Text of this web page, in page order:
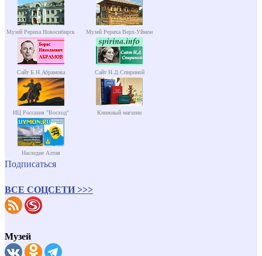
Музей Рериха Новосибирск Музей Рериха Верх-Уймон
Сайт Б.Н.Абрамова Сайт Н.Д.Спириной
ИЦ Россазия "Восход" Книжный магазин
Наследие Алтая
Подписаться
ВСЕ СОЦСЕТИ >>>
Музей